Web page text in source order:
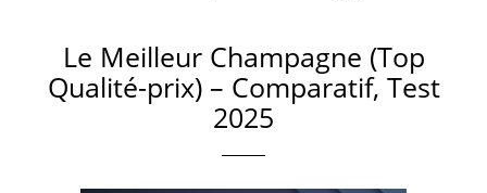
Le Meilleur Champagne (Top
Qualité-prix) – Comparatif, Test
2025